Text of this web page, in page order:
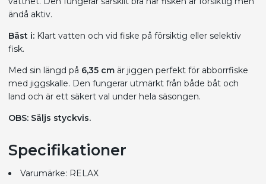
ändå aktiv.
Bäst i: Klart vatten och vid fiske på försiktig eller selektiv
fisk.
Med sin längd på 6,35 cm är jiggen perfekt för abborrfiske
med jiggskalle. Den fungerar utmärkt från både båt och
land och är ett säkert val under hela säsongen.
OBS: Säljs styckvis.
Specifikationer
Varumärke: RELAX